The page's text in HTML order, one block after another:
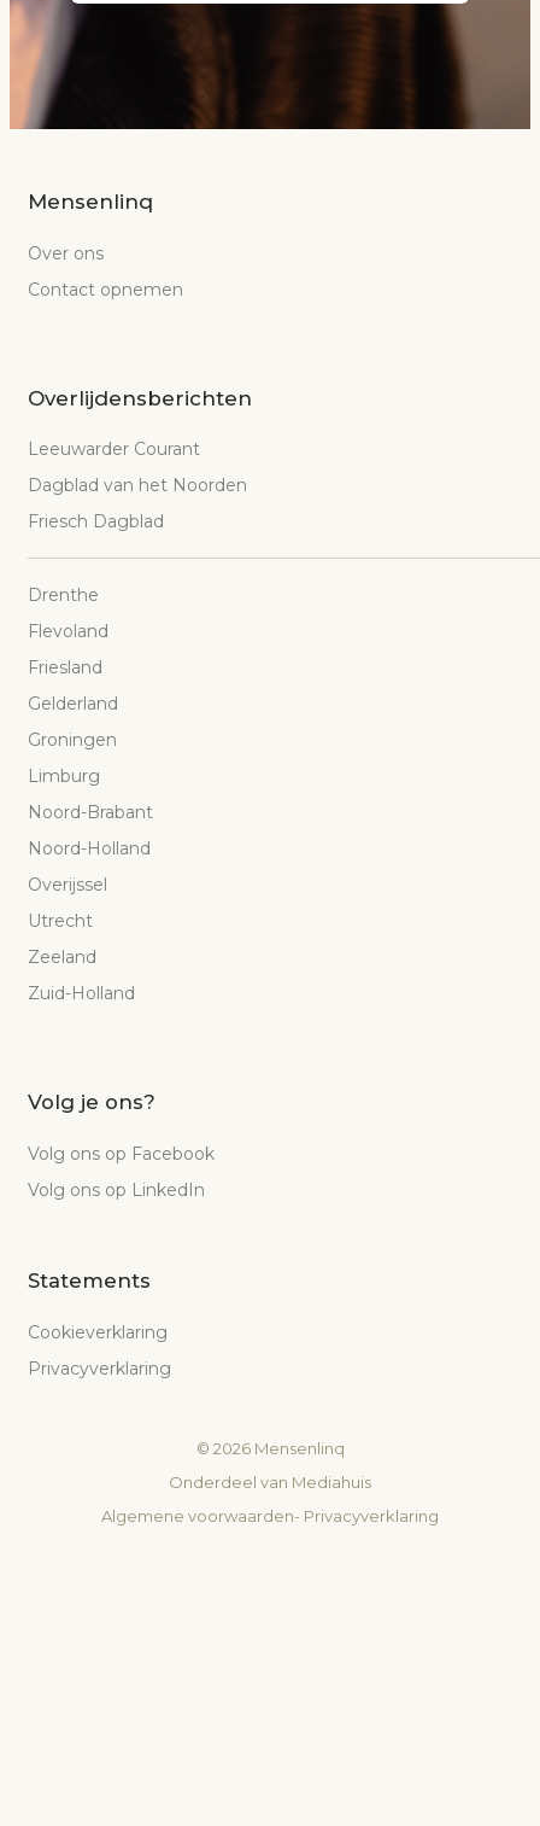
Mensenlinq
Over ons
Contact opnemen
Overlijdensberichten
Leeuwarder Courant
Dagblad van het Noorden
Friesch Dagblad
Drenthe
Flevoland
Friesland
Gelderland
Groningen
Limburg
Noord-Brabant
Noord-Holland
Overijssel
Utrecht
Zeeland
Zuid-Holland
Volg je ons?
Volg ons op Facebook
Volg ons op LinkedIn
Statements
Cookieverklaring
Privacyverklaring
© 2026Mensenlinq
Onderdeel van Mediahuis
Algemene voorwaarden- Privacyverklaring